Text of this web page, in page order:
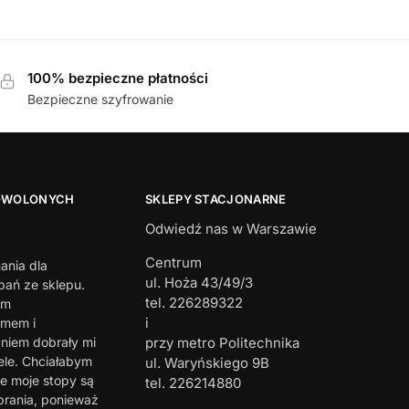
100% bezpieczne płatności
Bezpieczne szyfrowanie
dla
ze sklepu.
i
dobrały mi
Chciałabym
moje stopy są
ponieważ
SKLEPY STACJONARNE
Odwiedź nas w Warszawie
Centrum
ul. Hoża 43/49/3
tel. 226289322
i
przy metro Politechnika
ul. Waryńskiego 9B
tel. 226214880